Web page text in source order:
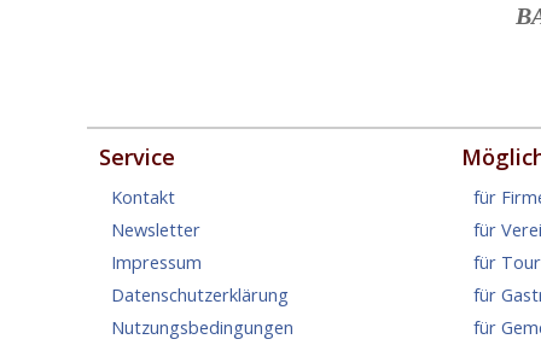
Service
Kontakt
Newsletter
Impressum
Datenschutzerklärung
Nutzungsbedingungen
für
für
für
für
für